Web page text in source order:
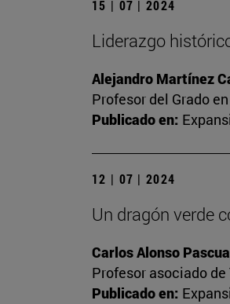
15 | 07 | 2024
Liderazgo
Alejandro Martínez
Profesor del Grado
Publicado en:
12 | 07 | 2024
Un dragón verde
Carlos Alonso
Profesor asociado
Publicado en: